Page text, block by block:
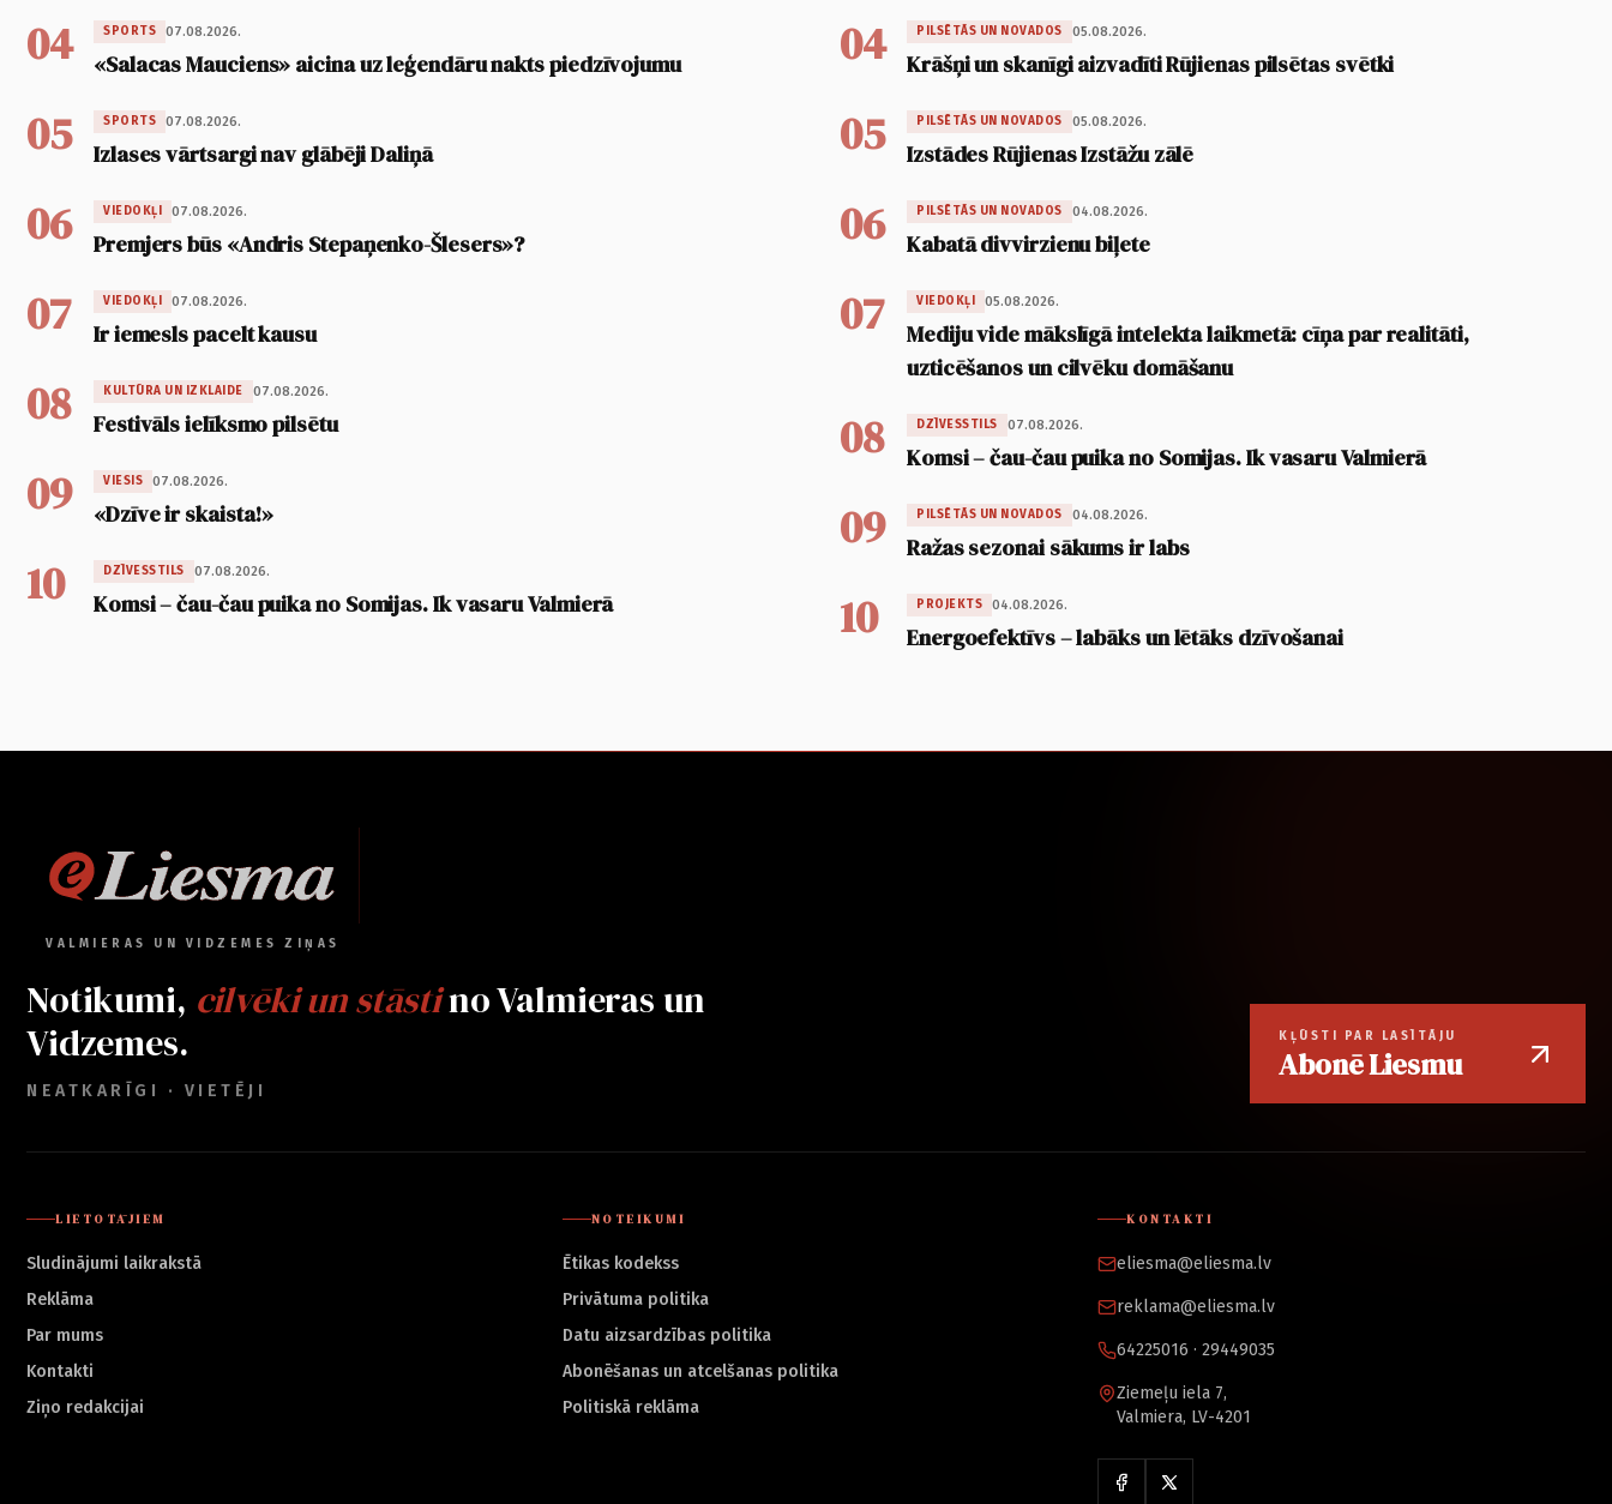
04 SPORTS 07.08.2026.
«Salacas Mauciens» aicina uz leģendāru nakts piedzīvojumu
05 SPORTS 07.08.2026.
Izlases vārtsargi nav glābēji Daliņā
06 VIEDOKĻI 07.08.2026.
Premjers būs «Andris Stepaņenko-Šlesers»?
07 VIEDOKĻI 07.08.2026.
Ir iemesls pacelt kausu
08 KULTŪRA UN IZKLAIDE 07.08.2026.
Festivāls ielīksmo pilsētu
09 VIESIS 07.08.2026.
«Dzīve ir skaista!»
10 DZĪVESSTILS 07.08.2026.
Komsi – čau-čau puika no Somijas. Ik vasaru Valmierā
04 PILSĒTĀS UN NOVADOS 05.08.2026.
Krāšņi un skanīgi aizvadīti Rūjienas pilsētas svētki
05 PILSĒTĀS UN NOVADOS 05.08.2026.
Izstādes Rūjienas Izstāžu zālē
06 PILSĒTĀS UN NOVADOS 04.08.2026.
Kabatā divvirzienu biļete
07 VIEDOKĻI 05.08.2026.
Mediju vide mākslīgā intelekta laikmetā: cīņa par realitāti,
uzticēšanos un cilvēku domāšanu
08 DZĪVESSTILS 07.08.2026.
Komsi – čau-čau puika no Somijas. Ik vasaru Valmierā
09 PILSĒTĀS UN NOVADOS 04.08.2026.
Ražas sezonai sākums ir labs
10 PROJEKTS 04.08.2026.
Energoefektīvs – labāks un lētāks dzīvošanai
VALMIERAS UN VIDZEMES ZIŅAS
Notikumi, cilvēki un stāstino Valmieras un
Vidzemes.
NEATKARĪGI · VIETĒJI
KĻŪSTI PAR LASĪTĀJU
Abonē Liesmu
LIETOTĀJIEM
Sludinājumi laikrakstā
Reklāma
Par mums
Kontakti
Ziņo redakcijai
NOTEIKUMI
Ētikas kodekss
Privātuma politika
Datu aizsardzības politika
Abonēšanas un atcelšanas politika
Politiskā reklāma
KONTAKTI
eliesma@eliesma.lv
reklama@eliesma.lv
64225016 · 29449035
Ziemeļu iela 7,
Valmiera, LV-4201